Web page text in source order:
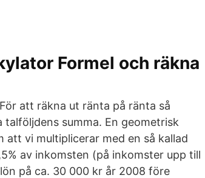
Formel och räkna
att räkna ut ränta på ränta så
summa. En geometrisk
vi multiplicerar med en så kallad
av inkomsten (på inkomster upp till
på ca. 30 000 kr år 2008 före